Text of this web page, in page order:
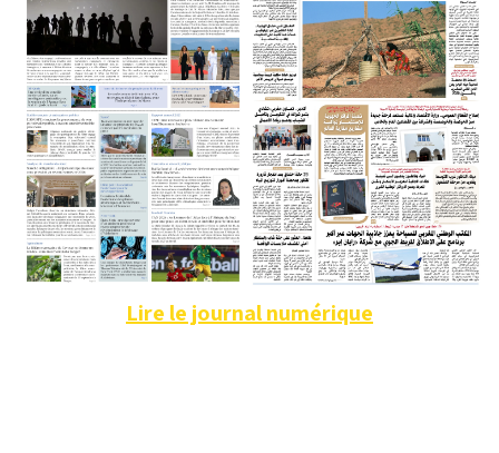
Lire le journal numérique